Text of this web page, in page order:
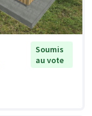
Soumis
au vote